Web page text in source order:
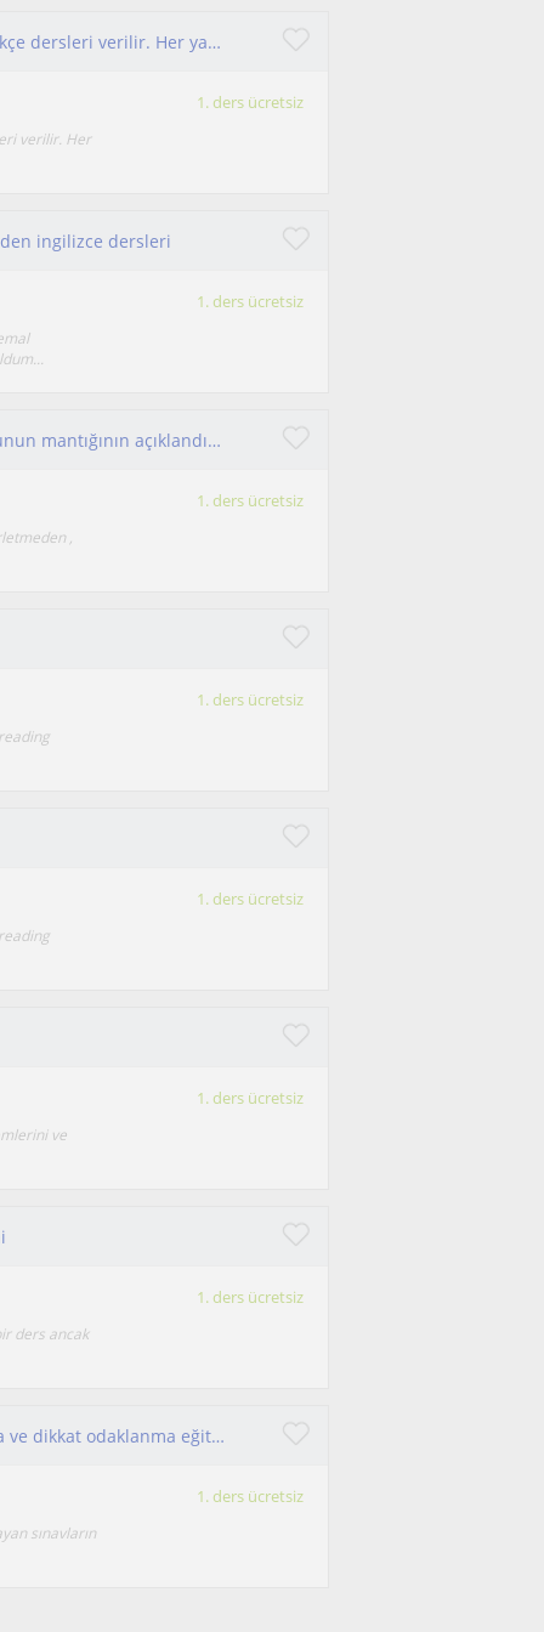
Araplara okuma, yazma, dinleme, konuşma Türkçe dersleri verilir. Her yaş grubu için geçerlidir
1. ders ücretsiz
verilir. Her
ingilizce dersleri
1. ders ücretsiz
İlk ve ortaokul öğrencilerine keşfettirerek , konunun mantığının açıklandığı,oyunlarla (öğrenerek eğlenmeyle geçecek)bir özel ders
1. ders ücretsiz
,
1. ders ücretsiz
1. ders ücretsiz
1. ders ücretsiz
ve
1. ders ücretsiz
ders ancak
Alanında uzmanlaşmış eğitmenden hızlı okuma ve dikkat odaklanma eğitimi
1. ders ücretsiz
sınavların